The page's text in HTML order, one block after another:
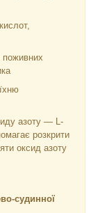
азоту — L-
розкрити
оксид азоту
судинної